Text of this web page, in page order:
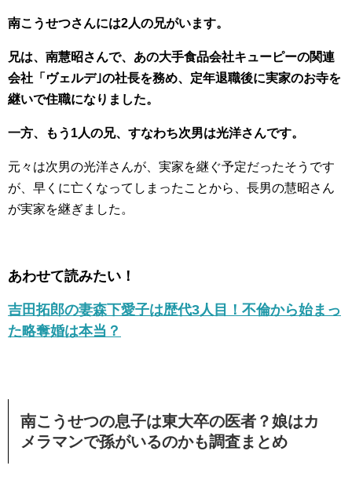
南こうせつさんには2人の兄がいます。
兄は、南慧昭さんで、あの大手食品会社キューピーの関連
会社「ヴェルデ｣の社長を務め、定年退職後に実家のお寺を
継いで住職になりました。
一方、もう1人の兄、すなわち次男は光洋さんです。
元々は次男の光洋さんが、実家を継ぐ予定だったそうです
が、早くに亡くなってしまったことから、長男の慧昭さん
が実家を継ぎました。
あわせて読みたい！
吉田拓郎の妻森下愛子は歴代3人目！不倫から始まっ
た略奪婚は本当？
南こうせつの息子は東大卒の医者？娘はカ
メラマンで孫がいるのかも調査まとめ